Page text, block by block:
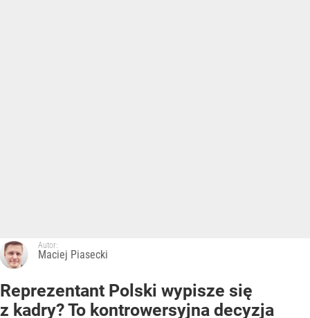
Autor:
Maciej Piasecki
Reprezentant Polski wypisze się
z kadry? To kontrowersyjna decyzja